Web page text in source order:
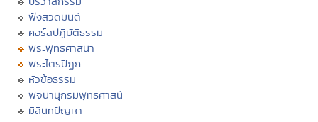
ฟังสวดมนต์
คอร์สปฏิบัติธรรม
พระพุทธศาสนา
พระไตรปิฏก
หัวข้อธรรม
พจนานุกรมพุทธศาสน์
มิลินทปัญหา